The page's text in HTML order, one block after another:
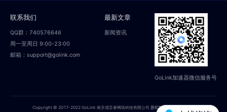
联系我们
QQ群：740576646
周一至周日 9:00-23:00
邮箱：support@golink.com
最新文章
新闻资讯
GoLink加速器微信服务号
Copyright © 2017-2022 GoLink 南京偲言睿网络科技有限公司苏ICP备18014251号-2